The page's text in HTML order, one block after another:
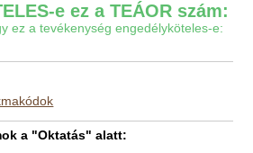
e ez a TEÁOR szám:
ez a tevékenység engedélyköteles-e:
a "Oktatás" alatt: